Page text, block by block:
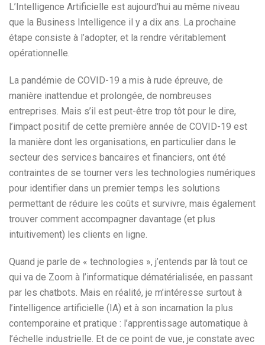
L’Intelligence Artificielle est aujourd’hui au même niveau
que la Business Intelligence il y a dix ans. La prochaine
étape consiste à l’adopter, et la rendre véritablement
opérationnelle.
La pandémie de COVID-19 a mis à rude épreuve, de
manière inattendue et prolongée, de nombreuses
entreprises. Mais s’il est peut-être trop tôt pour le dire,
l’impact positif de cette première année de COVID-19 est
la manière dont les organisations, en particulier dans le
secteur des services bancaires et financiers, ont été
contraintes de se tourner vers les technologies numériques
pour identifier dans un premier temps les solutions
permettant de réduire les coûts et survivre, mais également
trouver comment accompagner davantage (et plus
intuitivement) les clients en ligne.
Quand je parle de « technologies », j’entends par là tout ce
qui va de Zoom à l’informatique dématérialisée, en passant
par les chatbots. Mais en réalité, je m’intéresse surtout à
l’intelligence artificielle (IA) et à son incarnation la plus
contemporaine et pratique : l’apprentissage automatique à
l’échelle industrielle. Et de ce point de vue, je constate avec